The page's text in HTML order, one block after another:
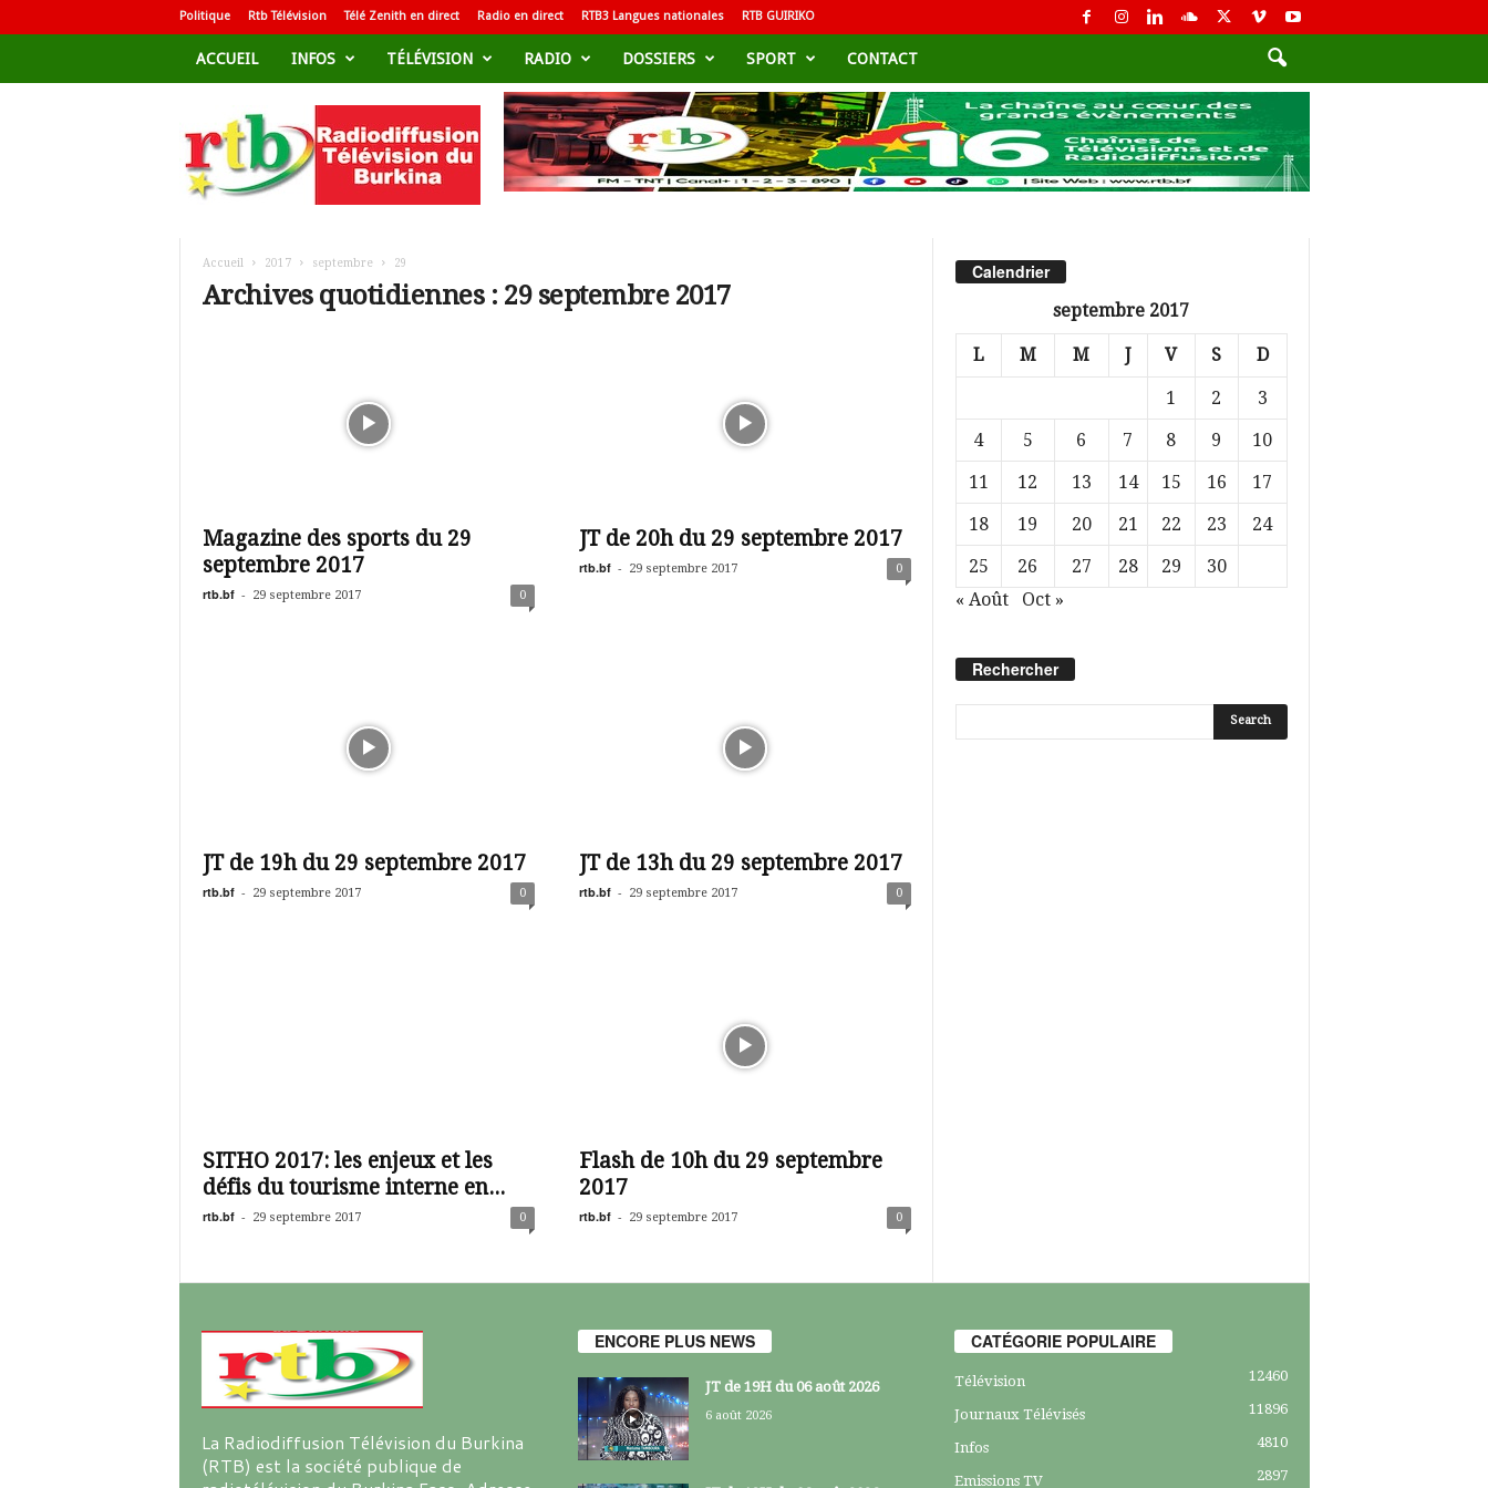
Politique Rtb Télévision Télé Zenith en direct Radio en direct RTB3 Langues nationales RTB GUIRIKO
ACCUEIL INFOS TÉLÉVISION RADIO DOSSIERS SPORT CONTACT
d
i
Accueil 2017 septembre 29
Archives quotidiennes : 29 septembre 2017
Magazine des sports du 29
septembre 2017
rtb.bf - 29 septembre 2017 0
JT de 20h du 29 septembre 2017
rtb.bf - 29 septembre 2017 0
JT de 19h du 29 septembre 2017
rtb.bf - 29 septembre 2017 0
JT de 13h du 29 septembre 2017
rtb.bf - 29 septembre 2017 0
SITHO 2017: les enjeux et les
défis du tourisme interne en...
rtb.bf - 29 septembre 2017 0
Flash de 10h du 29 septembre
2017
rtb.bf - 29 septembre 2017 0
Calendrier
septembre 2017
L M M J V S D
1 2
3
4
5 6 7 8 9
10
11
12 13 14 15 16
17
18
19 20 21 22 23
24
25
26 27 28 29
30
« Août
Oct »
Rechercher
La Radiodiffusion Télévision du Burkina
(RTB) est la société publique de
ENCORE PLUS NEWS
JT de 19H du 06 août 2026
6 août 2026
CATÉGORIE POPULAIRE
Télévision 12460
Journaux Télévisés 11896
Infos 4810
Emissions TV 2897